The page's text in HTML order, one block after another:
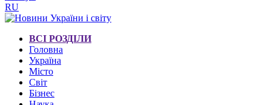
RU
ВСІ РОЗДІЛИ
Головна
Україна
Місто
Світ
Бізнес